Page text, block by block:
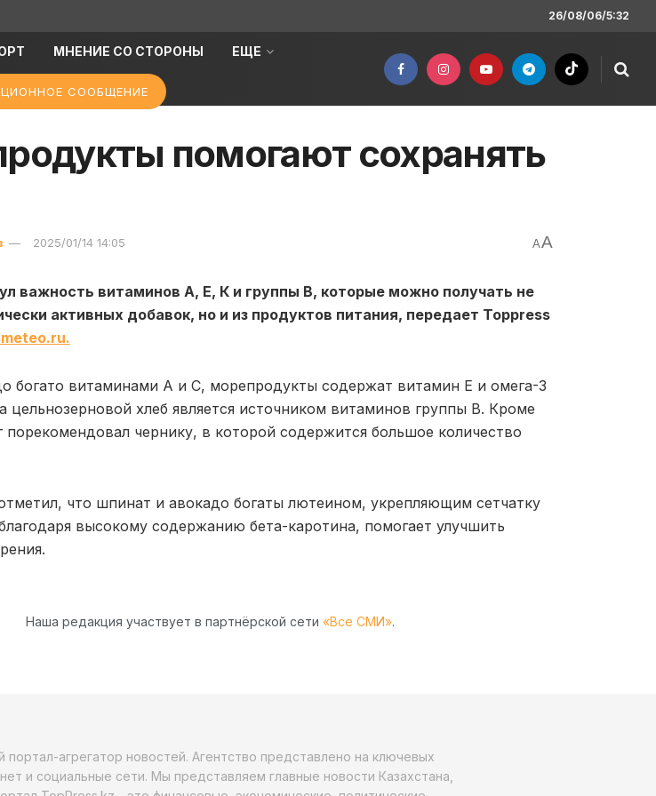
26/08/06/5:32
МНЕНИЕ СО СТОРОНЫ ЕЩЕ
СООБЩЕНИЕ
помогают сохранять
2025/01/14 14:05 AA
важность витаминов А, Е, К и группы В, которые можно получать не
активных добавок, но и из продуктов питания, передает Toppress
богато витаминами А и С, морепродукты содержат витамин Е и омега-3
цельнозерновой хлеб является источником витаминов группы В. Кроме
порекомендовал чернику, в которой содержится большое количество
что шпинат и авокадо богаты лютеином, укрепляющим сетчатку
высокому содержанию бета-каротина, помогает улучшить
Наша редакция участвует в партнёрской сети «Все СМИ».
портал-агрегатор новостей. Агентство представлено на ключевых
и социальные сети. Мы представляем главные новости Казахстана,